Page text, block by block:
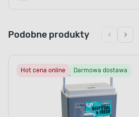
Podobne produkty
Hot cena online
Darmowa dostawa